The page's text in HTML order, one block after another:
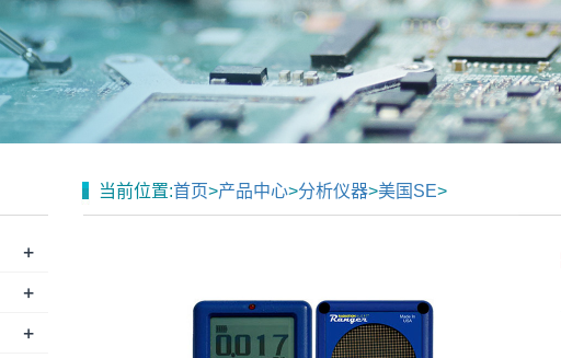
当前位置:首页>产品中心>分析仪器>美国SE>
+
+
+